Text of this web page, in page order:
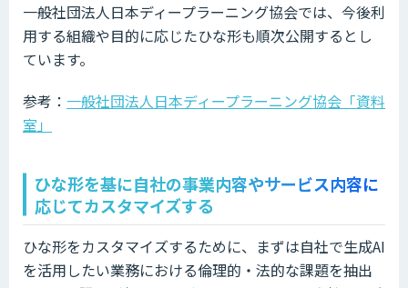
一般社団法人日本ディープラーニング協会では、今後利
用する組織や目的に応じたひな形も順次公開するとし
ています。
参考： 一般社団法人日本ディープラーニング協会「資料
室」
ひな形を基に自社の事業内容やサービス内容に
応じてカスタマイズする
ひな形をカスタマイズするために、まずは自社で生成AI
を活用したい業務における倫理的・法的な課題を抽出